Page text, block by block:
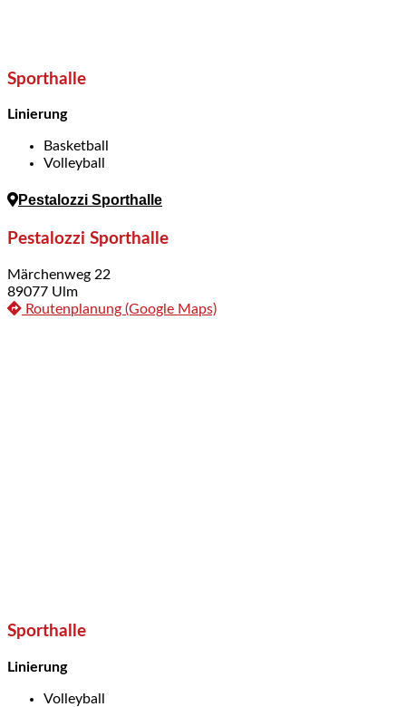
Sporthalle
Linierung
Basketball
Volleyball
Pestalozzi Sporthalle
Pestalozzi Sporthalle
Märchenweg 22
89077 Ulm
Routenplanung (Google Maps)
Sporthalle
Linierung
Volleyball